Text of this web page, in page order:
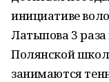
инициативе
Латыпова 3
Полянской
занимаются